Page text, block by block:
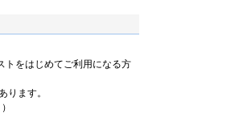
トをはじめてご利用になる方
ります。